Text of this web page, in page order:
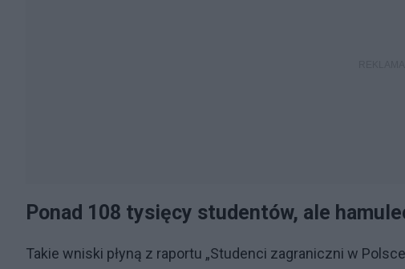
Ponad 108 tysięcy studentów, ale
Takie wniski płyną z raportu „Studenci zagraniczni w